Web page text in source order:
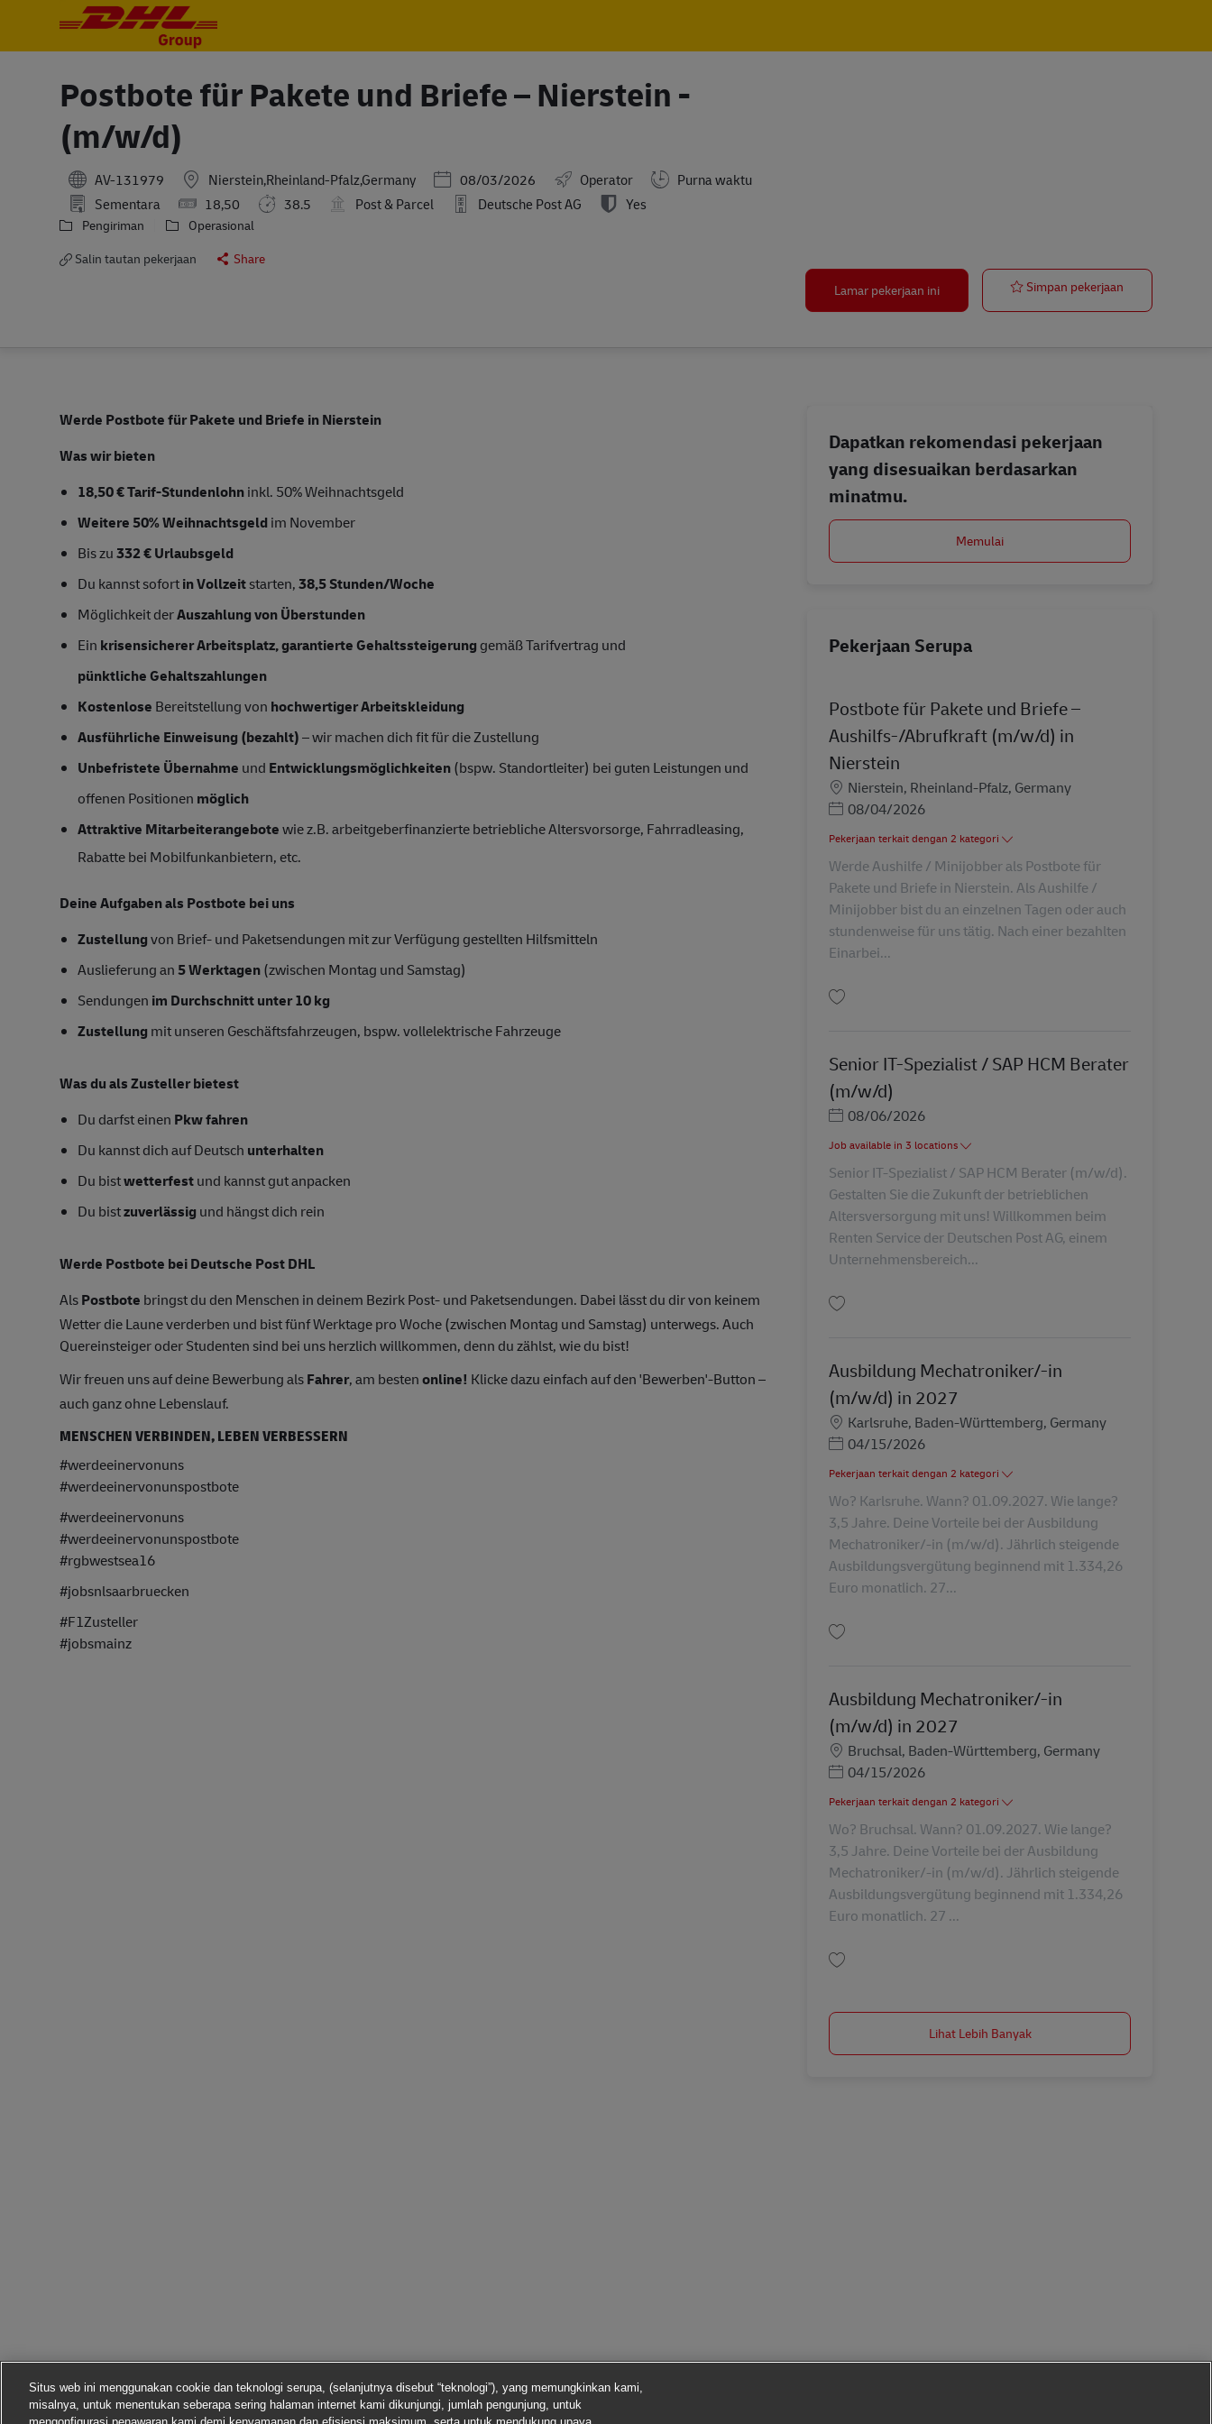
Postbote für Pakete und Briefe – Nierstein -
(m/w/d)
AV-131979 Nierstein,Rheinland-Pfalz,Germany Posted Date
08/03/2026 Operator
Purna waktu
Sementara
18,50 38.5 Post & Parcel Deutsche Post AG Yes
Pengiriman
Operasional
Salin tautan pekerjaan
Share
Lamar pekerjaan ini
Simpan pekerjaan
Werde Postbote für Pakete und Briefe in Nierstein
Was wir bieten
18,50 € Tarif-Stundenlohninkl. 50% Weihnachtsgeld
Weitere 50% Weihnachtsgeldim November
Bis zu332 € Urlaubsgeld
Du kannst sofortin Vollzeitstarten,38,5 Stunden/Woche
Möglichkeit derAuszahlung von Überstunden
Ein krisensicherer Arbeitsplatz, garantierte Gehaltssteigerung gemäß Tarifvertrag und
pünktliche Gehaltszahlungen
Kostenlose Bereitstellung von hochwertiger Arbeitskleidung
Ausführliche Einweisung (bezahlt)– wir machen dich fit für die Zustellung
Unbefristete Übernahme und Entwicklungsmöglichkeiten(bspw. Standortleiter) bei guten Leistungen und
offenen Positionen möglich
Attraktive Mitarbeiterangebotewie z.B. arbeitgeberfinanzierte betriebliche Altersvorsorge, Fahrradleasing,
Rabatte bei Mobilfunkanbietern, etc.
Deine Aufgaben als Postbote bei uns
Zustellungvon Brief- und Paketsendungen mit zur Verfügung gestellten Hilfsmitteln
Auslieferung an5 Werktagen(zwischen Montag und Samstag)
Sendungen im Durchschnitt unter 10 kg
Zustellung mit unseren Geschäftsfahrzeugen, bspw. vollelektrische Fahrzeuge
Was du als Zusteller bietest
Du darfst einen Pkw fahren
Du kannst dich auf Deutsch unterhalten
Du bistwetterfestund kannst gut anpacken
Du bistzuverlässig und hängst dich rein
Werde Postbote bei Deutsche Post DHL
AlsPostbote bringst du den Menschen in deinem Bezirk Post- und Paketsendungen. Dabei lässt du dir von keinem
Wetter die Laune verderben und bist fünf Werktage pro Woche (zwischen Montag und Samstag) unterwegs. Auch
Quereinsteiger oder Studenten sind bei uns herzlich willkommen, denn du zählst, wie du bist!
Wir freuen uns auf deine Bewerbung alsFahrer, am bestenonline! Klicke dazu einfach auf den 'Bewerben'-Button –
auch ganz ohne Lebenslauf.
MENSCHEN VERBINDEN, LEBEN VERBESSERN
#werdeeinervonuns
#werdeeinervonunspostbote
#werdeeinervonuns
#werdeeinervonunspostbote
#rgbwestsea16
#jobsnlsaarbruecken
#F1Zusteller
#jobsmainz
Dapatkan rekomendasi pekerjaan
yang disesuaikan berdasarkan
minatmu.
Memulai
Pekerjaan Serupa
Postbote für Pakete und Briefe –
Aushilfs-/Abrufkraft (m/w/d) in
Nierstein
LokasiNierstein, Rheinland-Pfalz, Germany
Posted Date
08/04/2026
Pekerjaan terkait dengan 2 kategori
Werde Aushilfe / Minijobber als Postbote für
Pakete und Briefe in Nierstein. Als Aushilfe /
Minijobber bist du an einzelnen Tagen oder auch
stundenweise für uns tätig. Nach einer bezahlten
Einarbei...
Senior IT-Spezialist / SAP HCM Berater
(m/w/d)
Posted Date
08/06/2026
Job available in 3 locations
Senior IT-Spezialist / SAP HCM Berater (m/w/d).
Gestalten Sie die Zukunft der betrieblichen
Altersversorgung mit uns! Willkommen beim
Renten Service der Deutschen Post AG, einem
Unternehmensbereich...
Ausbildung Mechatroniker/-in
(m/w/d) in 2027
LokasiKarlsruhe, Baden-Württemberg, Germany
Posted Date
04/15/2026
Pekerjaan terkait dengan 2 kategori
Wo? Karlsruhe. Wann? 01.09.2027. Wie lange?
3,5 Jahre. Deine Vorteile bei der Ausbildung
Mechatroniker/-in (m/w/d). Jährlich steigende
Ausbildungsvergütung beginnend mit 1.334,26
Euro monatlich. 27...
Ausbildung Mechatroniker/-in
(m/w/d) in 2027
LokasiBruchsal, Baden-Württemberg, Germany
Posted Date
04/15/2026
Pekerjaan terkait dengan 2 kategori
Wo? Bruchsal. Wann? 01.09.2027. Wie lange?
3,5 Jahre. Deine Vorteile bei der Ausbildung
Mechatroniker/-in (m/w/d). Jährlich steigende
Ausbildungsvergütung beginnend mit 1.334,26
Euro monatlich. 27 ...
Lihat Lebih Banyak
Situs web ini menggunakan cookie dan teknologi serupa, (selanjutnya disebut “teknologi”), yang memungkinkan kami,
misalnya, untuk menentukan seberapa sering halaman internet kami dikunjungi, jumlah pengunjung, untuk